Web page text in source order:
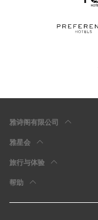
雅诗阁有限公司
雅星会
旅行与体验
帮助